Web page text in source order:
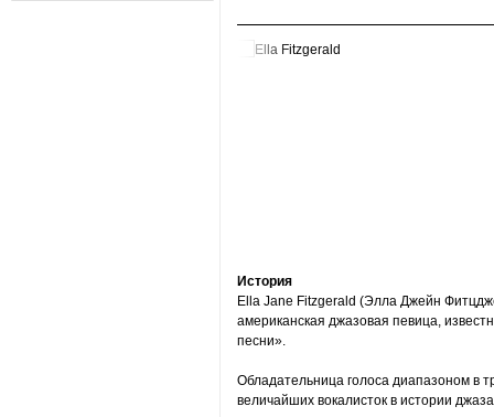
История
Ella Jane Fitzgerald (Элла Джейн
американская джазовая певица,
песни».
Обладательница голоса диапазоном в
величайших вокалисток в истории